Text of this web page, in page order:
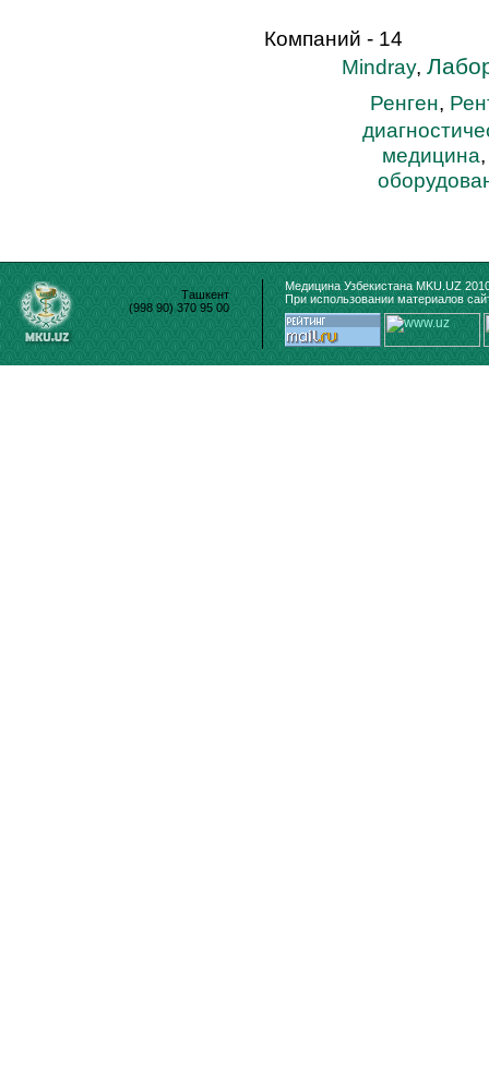
Компаний - 14
Mindray,
Ренген,
медицина
Ташкент
(998 90) 370 95 00
Медицина Узбекистана MKU.UZ
При использовании материалов